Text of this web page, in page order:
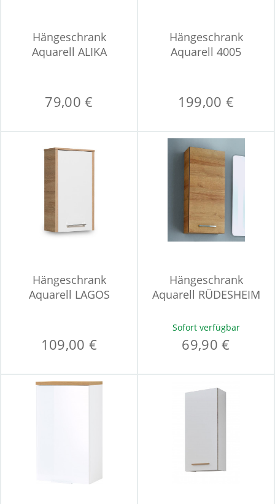
Hängeschrank
Aquarell ALIKA
79,00 €
Hängeschrank
Aquarell 4005
199,00 €
Hängeschrank
Aquarell LAGOS
109,00 €
Hängeschrank
Aquarell RÜDESHEIM
Sofort verfügbar
69,90 €